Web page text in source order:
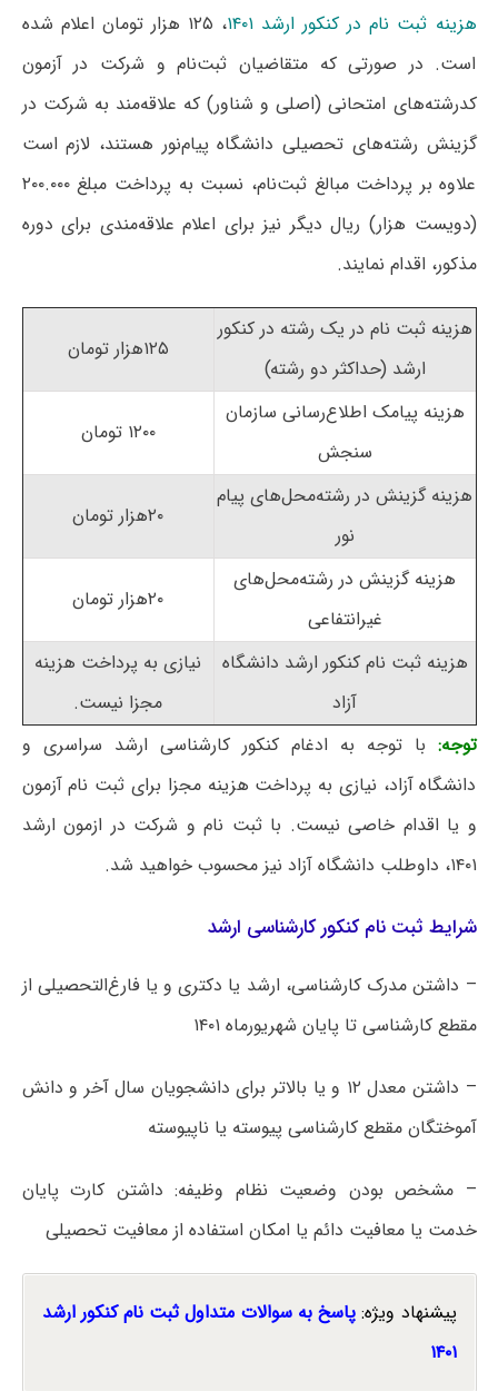
هزینه ثبت نام در کنکور ارشد ۱۴۰۱
، ۱۲۵ هزار تومان اعلام شده
است. در صورتی که متقاضیان ثبت‌نام و شرکت در آزمون
کدرشته‌های امتحانی (اصلی و شناور) که علاقه‌مند به شرکت در
گزینش رشته‌های تحصیلی دانشگاه پیام‌نور هستند، لازم است
علاوه بر پرداخت مبالغ ثبت‌نام، نسبت به پرداخت مبلغ ۲۰۰.۰۰۰
(دویست هزار) ریال دیگر نیز برای اعلام علاقه‌مندی برای دوره
مذکور، اقدام نمایند.
هزینه ثبت نام در یک رشته در کنکور
ارشد (حداکثر دو رشته)
۱۲۵هزار تومان
هزینه پیامک اطلاع‌رسانی سازمان
سنجش
۱۲۰۰ تومان
هزینه گزینش در رشته‌محل‌های پیام
نور
۲۰هزار تومان
هزینه گزینش در رشته‌محل‌های
غیرانتفاعی
۲۰هزار تومان
هزینه ثبت نام کنکور ارشد دانشگاه
آزاد
نیازی به پرداخت هزینه
مجزا نیست.
توجه: با توجه به ادغام کنکور کارشناسی ارشد سراسری و
دانشگاه آزاد، نیازی به پرداخت هزینه مجزا برای ثبت نام آزمون
و یا اقدام خاصی نیست. با ثبت نام و شرکت در ازمون ارشد
۱۴۰۱، داوطلب دانشگاه آزاد نیز محسوب خواهید شد.
شرایط ثبت نام کنکور کارشناسی ارشد
– داشتن مدرک کارشناسی، ارشد یا دکتری و یا فارغ‌التحصیلی از
مقطع کارشناسی تا پایان شهریورماه ۱۴۰۱
– داشتن معدل ۱۲ و یا بالاتر برای دانشجویان سال آخر و دانش
آموختگان مقطع کارشناسی پیوسته یا ناپیوسته
– مشخص بودن وضعیت نظام وظیفه: داشتن کارت پایان
خدمت یا معافیت دائم یا امکان استفاده از معافیت تحصیلی
پیشنهاد ویژه: پاسخ به سوالات متداول ثبت نام کنکور ارشد
۱۴۰۱